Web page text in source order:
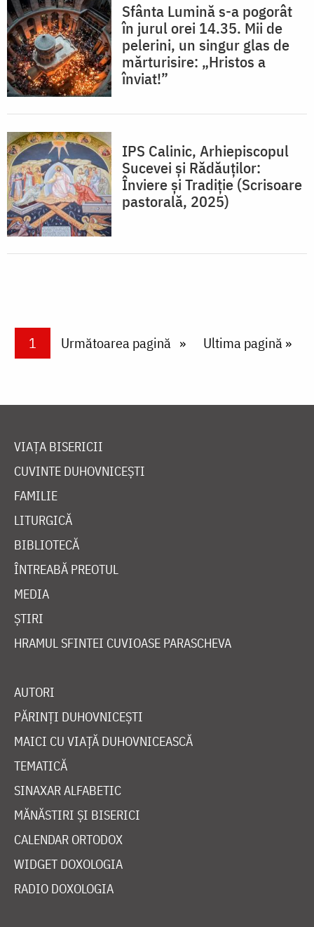
Sfânta Lumină s-a pogorât
în jurul orei 14.35. Mii de
pelerini, un singur glas de
mărturisire: „Hristos a
înviat!”
IPS Calinic, Arhiepiscopul
Sucevei și Rădăuților:
Înviere și Tradiție (Scrisoare
pastorală, 2025)
PaginareCurrent page
1 Next page
Următoarea pagină Last page
Ultima pagină »
VIAȚA BISERICII
CUVINTE DUHOVNICEȘTI
FAMILIE
LITURGICĂ
BIBLIOTECĂ
ÎNTREABĂ PREOTUL
MEDIA
ȘTIRI
HRAMUL SFINTEI CUVIOASE PARASCHEVA
AUTORI
PĂRINȚI DUHOVNICEȘTI
MAICI CU VIAȚĂ DUHOVNICEASCĂ
TEMATICĂ
SINAXAR ALFABETIC
MĂNĂSTIRI ȘI BISERICI
CALENDAR ORTODOX
WIDGET DOXOLOGIA
RADIO DOXOLOGIA